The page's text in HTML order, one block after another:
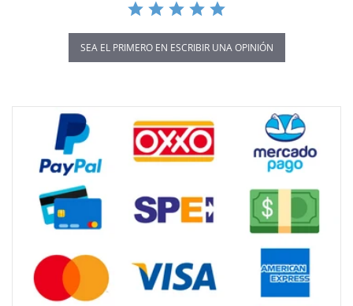
SEA EL PRIMERO EN ESCRIBIR UNA OPINIÓN